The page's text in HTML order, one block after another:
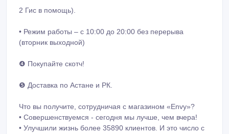
2 Гис в помощь).
• Режим работы – с 10:00 до 20:00 без перерыва
(вторник выходной)
❹ Покупайте скотч!
❺ Доставка по Астане и РК.
Что вы получите, сотрудничая с магазином «Envy»?
• Совершенствуемся - сегодня мы лучше, чем вчера!
• Улучшили жизнь более 35890 клиентов. И это число с